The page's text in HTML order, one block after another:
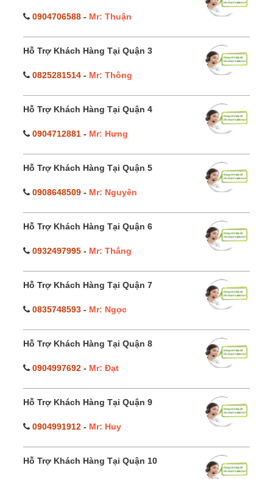
0904706588 - Mr: Thuận
Hỗ Trợ Khách Hàng Tại Quận 3
0825281514 - Mr: Thông
Hỗ Trợ Khách Hàng Tại Quận 4
0904712881 - Mr: Hưng
Hỗ Trợ Khách Hàng Tại Quận 5
0908648509 - Mr: Nguyên
Hỗ Trợ Khách Hàng Tại Quận 6
0932497995 - Mr: Thắng
Hỗ Trợ Khách Hàng Tại Quận 7
0835748593 - Mr: Ngọc
Hỗ Trợ Khách Hàng Tại Quận 8
0904997692 - Mr: Đạt
Hỗ Trợ Khách Hàng Tại Quận 9
0904991912 - Mr: Huy
Hỗ Trợ Khách Hàng Tại Quận 10